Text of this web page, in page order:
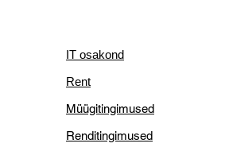
IT osakond
Rent
Müügitingimused
Renditingimused